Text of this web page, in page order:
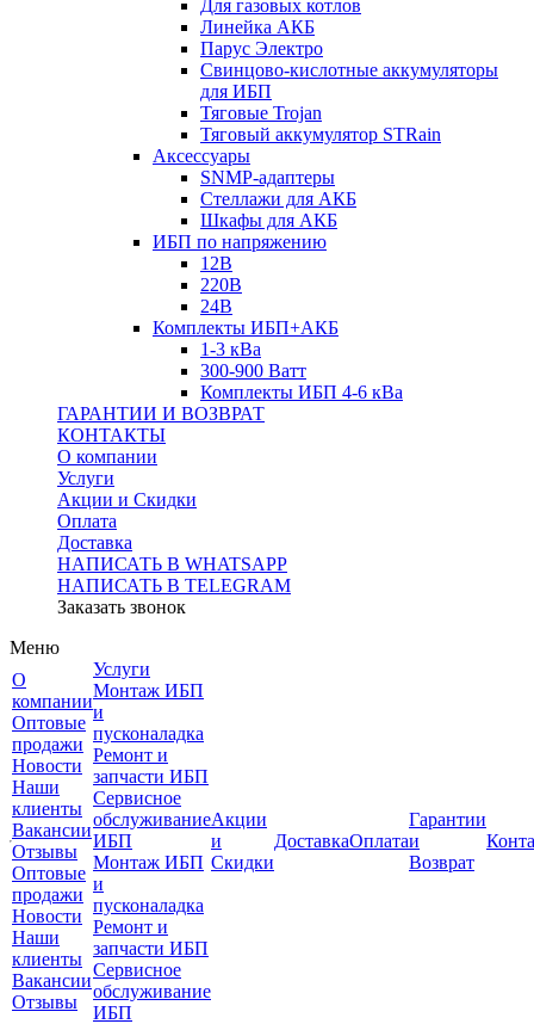
Для газовых котлов
Линейка АКБ
Парус Электро
Свинцово-кислотные аккумуляторы
для ИБП
Тяговые Trojan
Тяговый аккумулятор STRain
Аксессуары
SNMP-адаптеры
Стеллажи для АКБ
Шкафы для АКБ
ИБП по напряжению
12В
220В
24В
Комплекты ИБП+АКБ
1-3 кВа
300-900 Ватт
Комплекты ИБП 4-6 кВа
ГАРАНТИИ И ВОЗВРАТ
КОНТАКТЫ
О компании
Услуги
Акции и Скидки
Оплата
Доставка
НАПИСАТЬ В WHATSAPP
НАПИСАТЬ В TELEGRAM
Заказать звонок
Меню
О
компании
Оптовые
продажи
Новости
Наши
клиенты
Вакансии
Отзывы
Оптовые
продажи
Новости
Наши
клиенты
Вакансии
Отзывы
Услуги
Монтаж ИБП
и
пусконаладка
Ремонт и
запчасти ИБП
Сервисное
обслуживание
ИБП
Монтаж ИБП
и
пусконаладка
Ремонт и
запчасти ИБП
Сервисное
обслуживание
ИБП
Акции
и
Скидки
ДоставкаОплата
Гарантии
и
Возврат